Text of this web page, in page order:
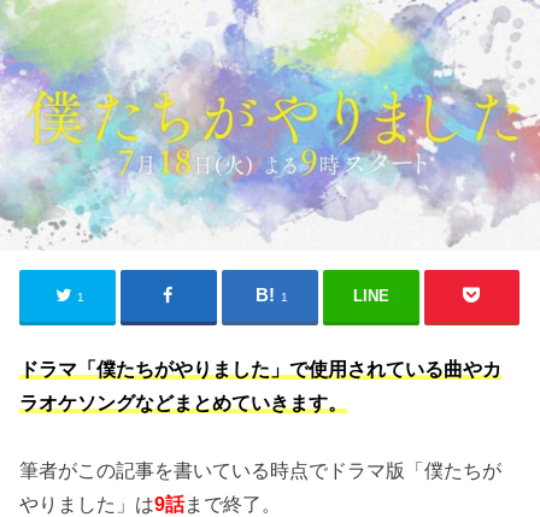
1 1 LINE
ドラマ「僕たちがやりました」で使用されている曲やカ
ラオケソングなどまとめていきます。
筆者がこの記事を書いている時点でドラマ版「僕たちが
やりました」は9話まで終了。